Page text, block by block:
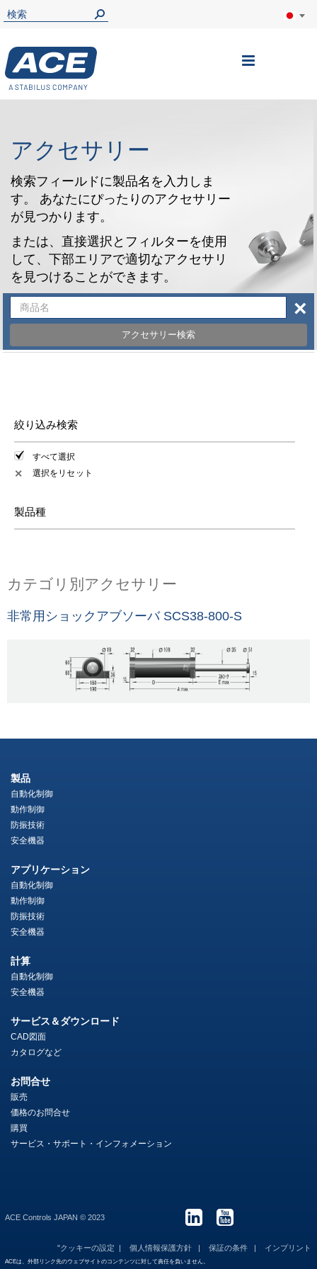
ナ
アクセサリー
検索フィールドに製品名を入力しま
す。 あなたにぴったりのアクセサリー
が見つかります。
または、直接選択とフィルターを使用
して、下部エリアで適切なアクセサリ
を見つけることができます。
アクセサリー検索
×
絞り込み検索
すべて選択
✕ 選択をリセット
製品種
カテゴリ別アクセサリー
非常用ショックアブソーバ SCS38-800-S
製品
自動化制御
動作制御
防振技術
安全機器
アプリケーション
自動化制御
動作制御
防振技術
安全機器
計算
自動化制御
安全機器
サービス＆ダウンロード
CAD図面
カタログなど
お問合せ
販売
価格のお問合せ
購買
サービス・サポート・インフォメーション
ACE Controls JAPAN © 2023
"クッキーの設定 個人情報保護方針 保証の条件 インプリント
ACEは、外部リンク先のウェブサイトのコンテンツに対して責任を負いません。